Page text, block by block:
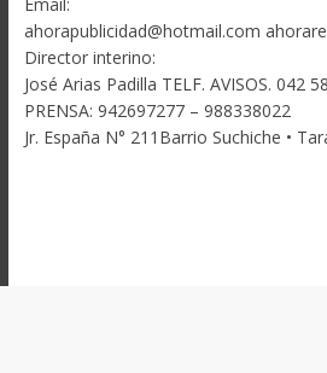
ahorapublicidad@hotmail.com
Director interino:
José Arias Padilla TELF. AVISOS. 042
PRENSA: 942697277 – 988338022
Jr. España N° 211Barrio Suchiche •